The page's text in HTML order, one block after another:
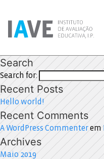
Search
Search for:
Recent Posts
Hello world!
Recent Comments
A WordPress Commenterem
Archives
Maio 2019